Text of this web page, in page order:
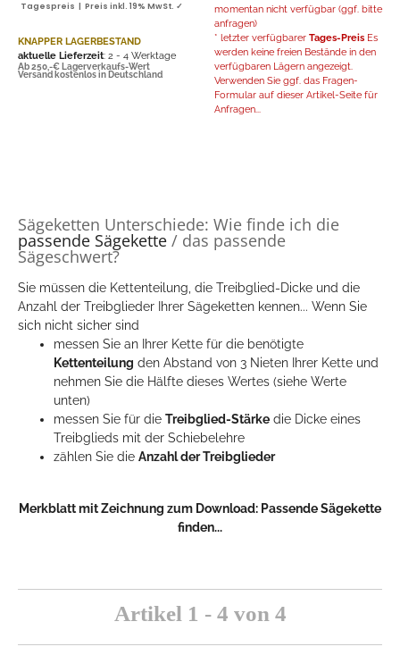
Tagespreis | Preis inkl. 19% MwSt. ✓
KNAPPER LAGERBESTAND
aktuelle Lieferzeit: 2 - 4 Werktage
Ab 250,-€ Lagerverkaufs-Wert
Versand kostenlos in Deutschland
momentan nicht verfügbar (ggf. bitte
anfragen)
* letzter verfügbarer Tages-Preis Es
werden keine freien Bestände in den
verfügbaren Lägern angezeigt.
Verwenden Sie ggf. das Fragen-
Formular auf dieser Artikel-Seite für
Anfragen...
Sägeketten Unterschiede: Wie finde ich die
passende Sägekette / das passende
Sägeschwert?
Sie müssen die Kettenteilung, die Treibglied-Dicke und die
Anzahl der Treibglieder Ihrer Sägeketten kennen... Wenn Sie
sich nicht sicher sind
messen Sie an Ihrer Kette für die benötigte
Kettenteilung den Abstand von 3 Nieten Ihrer Kette und
nehmen Sie die Hälfte dieses Wertes (siehe Werte
unten)
messen Sie für die Treibglied-Stärke die Dicke eines
Treibglieds mit der Schiebelehre
zählen Sie die Anzahl der Treibglieder
Merkblatt mit Zeichnung zum Download: Passende Sägekette
finden...
Artikel 1 - 4 von 4